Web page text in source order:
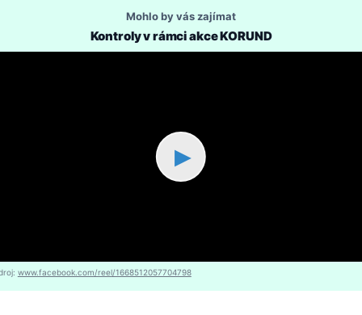
Mohlo by vás zajímat
Kontroly v rámci akce KORUND
▶
www.facebook.com/reel/1668512057704798